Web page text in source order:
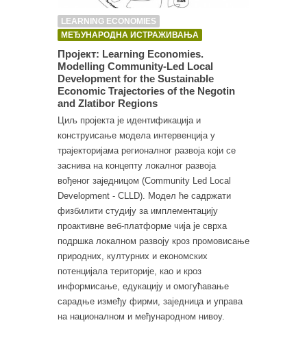
LEARNING ECONOMIES
МЕЂУНАРОДНА ИСТРАЖИВАЊА
Пројект: Learning Economies.
Modelling Community-Led Local
Development for the Sustainable
Economic Trajectories оf the Negotin
аnd Zlatibor Regions
Циљ пројекта је идентификација и
конструисање модела интервенција у
трајекторијама регионалног развоја који се
заснива на концепту локалног развоја
вођеног заједницом (Community Led Local
Development - CLLD). Модел ће садржати
физбилити студију за имплементацију
проактивне веб-платформе чија је сврха
подршка локалном развоју кроз промовисање
природних, културних и економских
потенцијала територије, као и кроз
информисање, едукацију и омогућавање
сарадње између фирми, заједница и управа
на националном и међународном нивоу.